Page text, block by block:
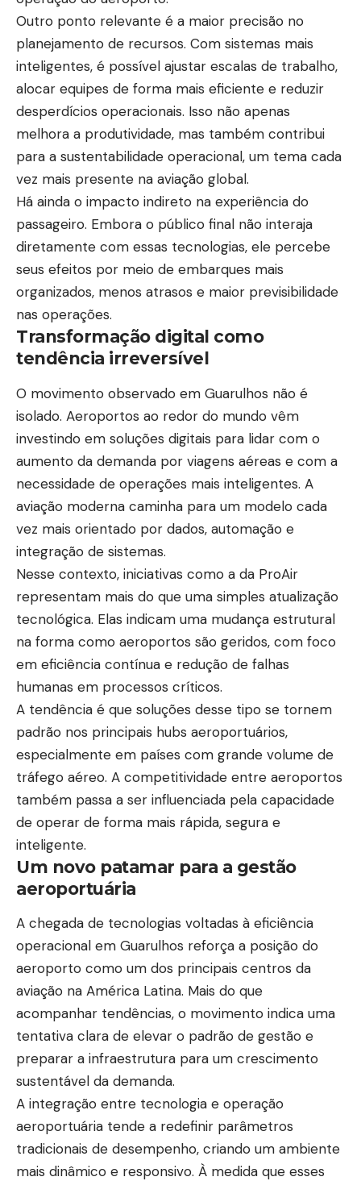
Outro ponto relevante é a maior precisão no
planejamento de recursos. Com sistemas mais
inteligentes, é possível ajustar escalas de trabalho,
alocar equipes de forma mais eficiente e reduzir
desperdícios operacionais. Isso não apenas
melhora a produtividade, mas também contribui
para a sustentabilidade operacional, um tema cada
vez mais presente na aviação global.
Há ainda o impacto indireto na experiência do
passageiro. Embora o público final não interaja
diretamente com essas tecnologias, ele percebe
seus efeitos por meio de embarques mais
organizados, menos atrasos e maior previsibilidade
nas operações.
Transformação digital como
tendência irreversível
O movimento observado em Guarulhos não é
isolado. Aeroportos ao redor do mundo vêm
investindo em soluções digitais para lidar com o
aumento da demanda por viagens aéreas e com a
necessidade de operações mais inteligentes. A
aviação moderna caminha para um modelo cada
vez mais orientado por dados, automação e
integração de sistemas.
Nesse contexto, iniciativas como a da ProAir
representam mais do que uma simples atualização
tecnológica. Elas indicam uma mudança estrutural
na forma como aeroportos são geridos, com foco
em eficiência contínua e redução de falhas
humanas em processos críticos.
A tendência é que soluções desse tipo se tornem
padrão nos principais hubs aeroportuários,
especialmente em países com grande volume de
tráfego aéreo. A competitividade entre aeroportos
também passa a ser influenciada pela capacidade
de operar de forma mais rápida, segura e
inteligente.
Um novo patamar para a gestão
aeroportuária
A chegada de tecnologias voltadas à eficiência
operacional em Guarulhos reforça a posição do
aeroporto como um dos principais centros da
aviação na América Latina. Mais do que
acompanhar tendências, o movimento indica uma
tentativa clara de elevar o padrão de gestão e
preparar a infraestrutura para um crescimento
sustentável da demanda.
A integração entre tecnologia e operação
aeroportuária tende a redefinir parâmetros
tradicionais de desempenho, criando um ambiente
mais dinâmico e responsivo. À medida que esses